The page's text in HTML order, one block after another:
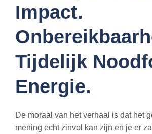
Impact.
Tijdelijk
Energie.
De moraal van het verhaal is dat het
mening echt zinvol kan zijn en je er